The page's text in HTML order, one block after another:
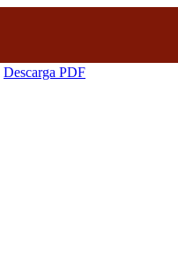
Descarga PDF